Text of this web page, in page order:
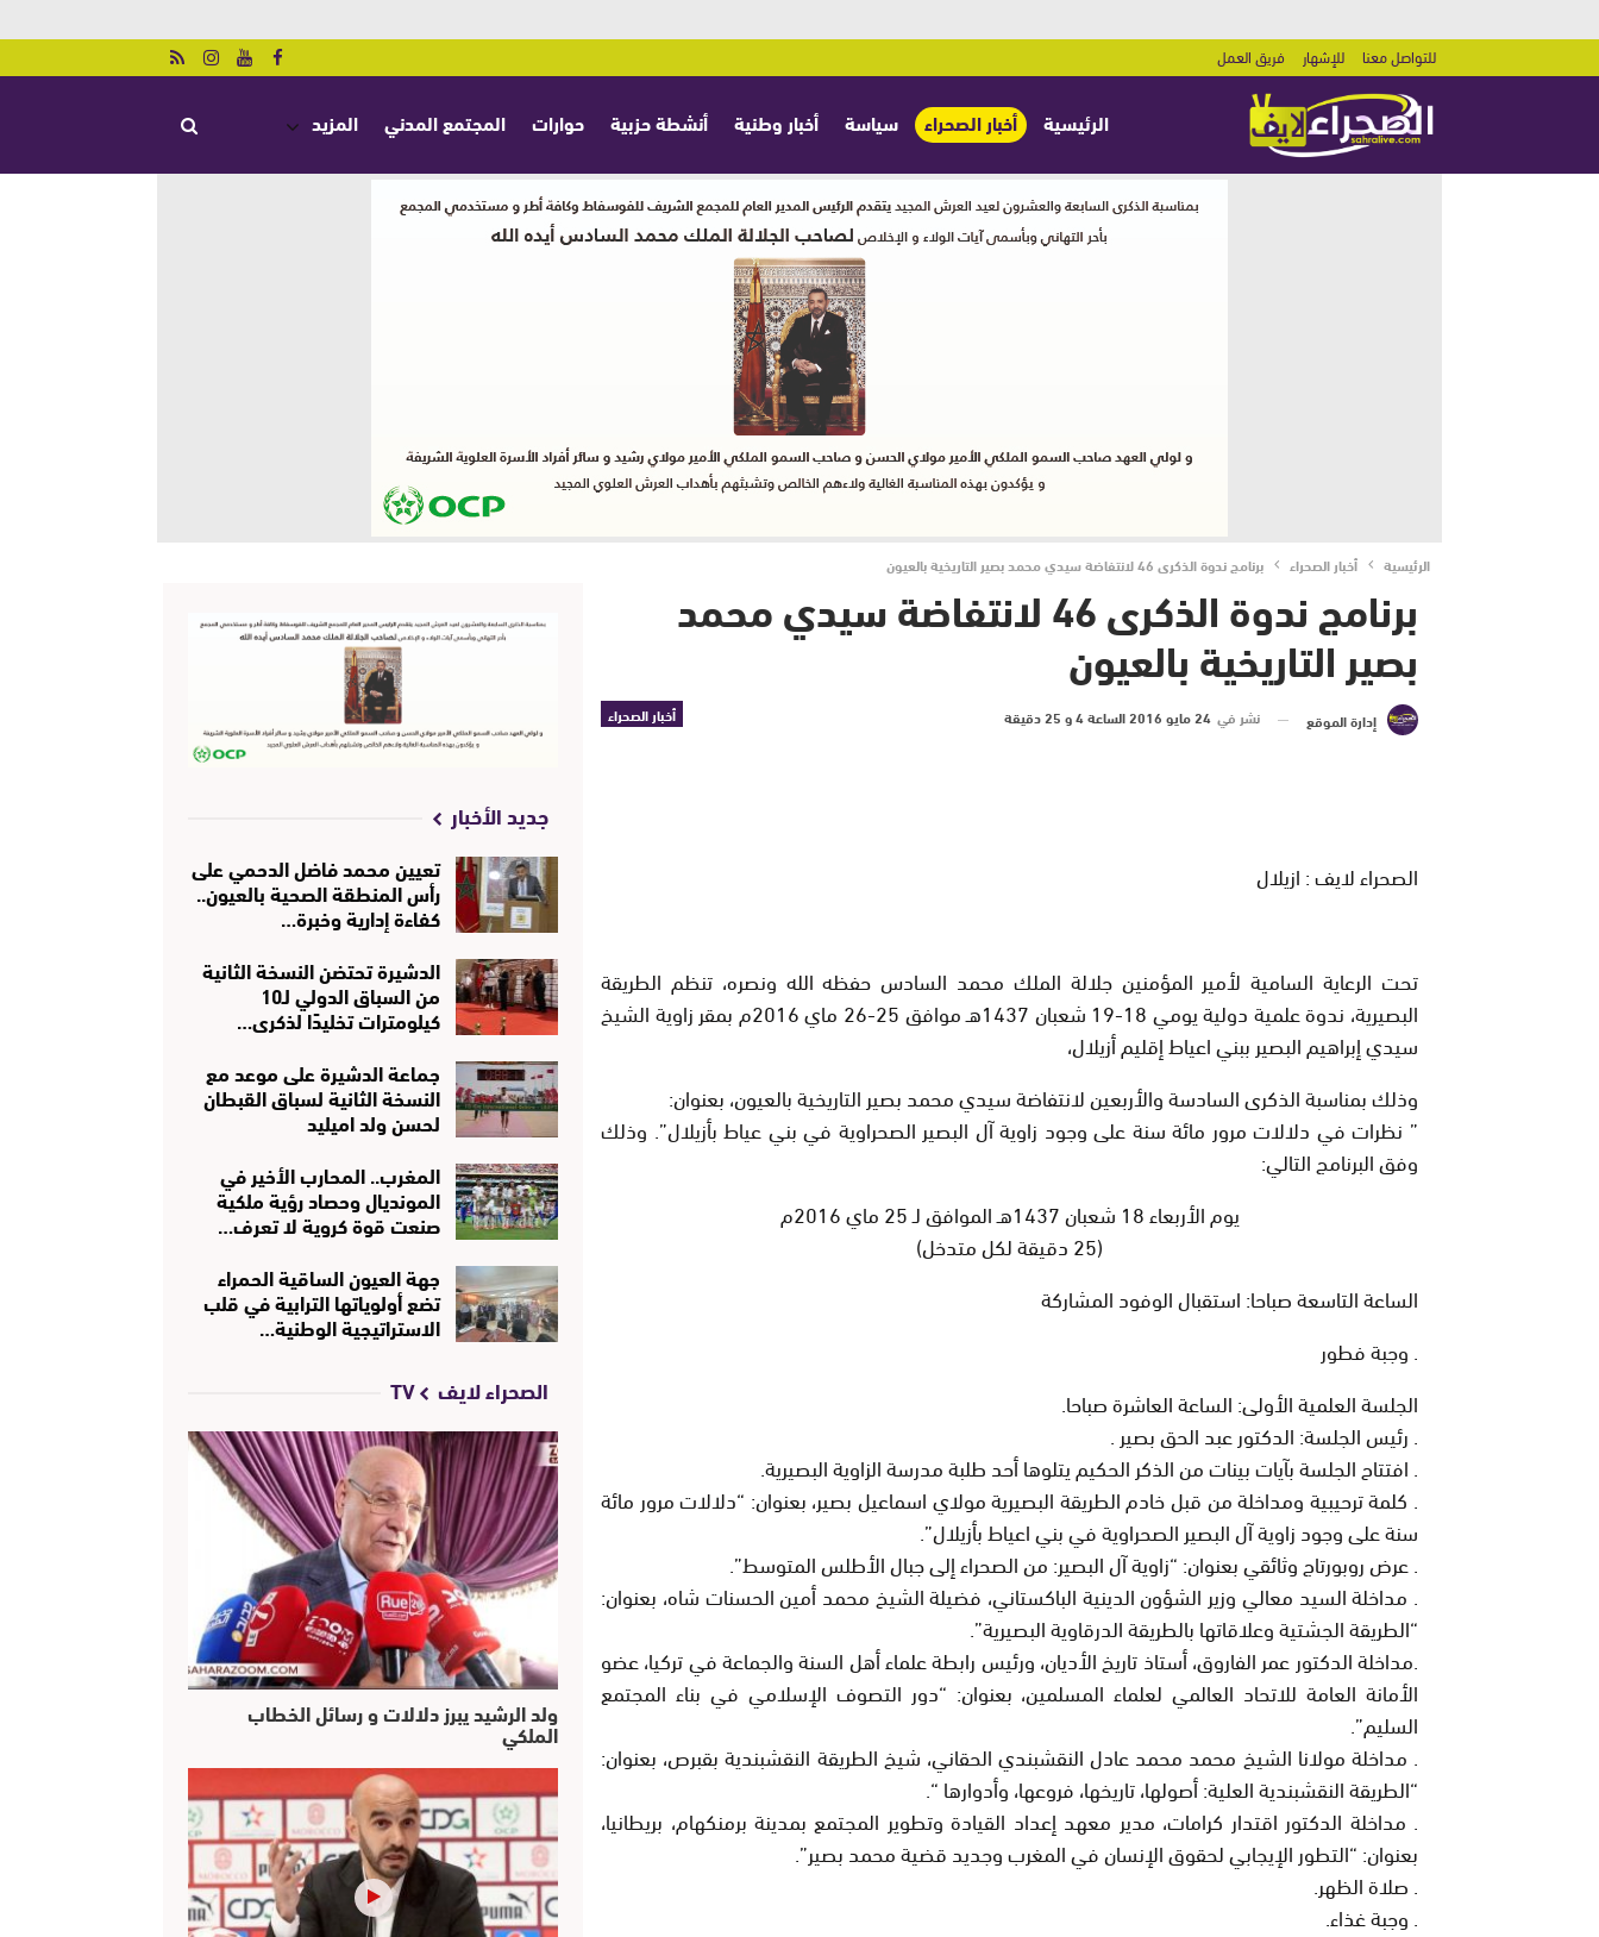
للتواصل معنا للإشهار فريق العمل
الرئيسية أخبار الصحراء سياسة أخبار وطنية أنشطة حزبية حوارات المجتمع المدني المزيد
الرئيسية أخبار الصحراء برنامج ندوة الذكرى 46 لانتفاضة سيدي محمد بصير التاريخية بالعيون
برنامج ندوة الذكرى 46 لانتفاضة سيدي محمد
بصير التاريخية بالعيون
أخبار الصحراء إدارة الموقع نشر في 24 مايو 2016 الساعة 4 و 25 دقيقة
الصحراء لايف : ازيلال
تحت الرعاية السامية لأمير المؤمنين جلالة الملك محمد السادس حفظه الله ونصره، تنظم الطريقة
البصيرية، ندوة علمية دولية يومي 18-19 شعبان 1437هـ موافق 25-26 ماي 2016م بمقر زاوية الشيخ
سيدي إبراهيم البصير ببني اعياط إقليم أزيلال،
وذلك بمناسبة الذكرى السادسة والأربعين لانتفاضة سيدي محمد بصير التاريخية بالعيون، بعنوان:
” نظرات في دلالات مرور مائة سنة على وجود زاوية آل البصير الصحراوية في بني عياط بأزيلال”. وذلك
وفق البرنامج التالي:
يوم الأربعاء 18 شعبان 1437هـ الموافق لـ 25 ماي 2016م
(25 دقيقة لكل متدخل)
الساعة التاسعة صباحا: استقبال الوفود المشاركة
. وجبة فطور
الجلسة العلمية الأولى: الساعة العاشرة صباحا.
. رئيس الجلسة: الدكتور عبد الحق بصير .
. افتتاح الجلسة بآيات بينات من الذكر الحكيم يتلوها أحد طلبة مدرسة الزاوية البصيرية.
. كلمة ترحيبية ومداخلة من قبل خادم الطريقة البصيرية مولاي اسماعيل بصير، بعنوان: “دلالات مرور مائة
سنة على وجود زاوية آل البصير الصحراوية في بني اعياط بأزيلال”.
. عرض روبورتاج وثائقي بعنوان:“زاوية آل البصير: من الصحراء إلى جبال الأطلس المتوسط”.
. مداخلة السيد معالي وزير الشؤون الدينية الباكستاني، فضيلة الشيخ محمد أمين الحسنات شاه، بعنوان:
“الطريقة الجشتية وعلاقاتها بالطريقة الدرقاوية البصيرية”.
.مداخلة الدكتور عمر الفاروق، أستاذ تاريخ الأديان، ورئيس رابطة علماء أهل السنة والجماعة في تركيا، عضو
الأمانة العامة للاتحاد العالمي لعلماء المسلمين، بعنوان: “دور التصوف الإسلامي في بناء المجتمع
السليم”.
. مداخلة مولانا الشيخ محمد محمد عادل النقشبندي الحقاني، شيخ الطريقة النقشبندية بقبرص، بعنوان:
“الطريقة النقشبندية العلية: أصولها، تاريخها، فروعها، وأدوارها “.
. مداخلة الدكتور اقتدار كرامات، مدير معهد إعداد القيادة وتطوير المجتمع بمدينة برمنكهام، بريطانيا،
بعنوان:“التطور الإيجابي لحقوق الإنسان في المغرب وجديد قضية محمد بصير”.
. صلاة الظهر.
. وجبة غذاء.
جديد الأخبار
تعيين محمد فاضل الدحمي على
رأس المنطقة الصحية بالعيون..
كفاءة إدارية وخبرة…
الدشيرة تحتضن النسخة الثانية
من السباق الدولي لـ10
كيلومترات تخليدًا لذكرى…
جماعة الدشيرة على موعد مع
النسخة الثانية لسباق القبطان
لحسن ولد اميليد
المغرب.. المحارب الأخير في
المونديال وحصاد رؤية ملكية
صنعت قوة كروية لا تعرف…
جهة العيون الساقية الحمراء
تضع أولوياتها الترابية في قلب
الاستراتيجية الوطنية…
الصحراء لايف TV
ولد الرشيد يبرز دلالات و رسائل الخطاب
الملكي